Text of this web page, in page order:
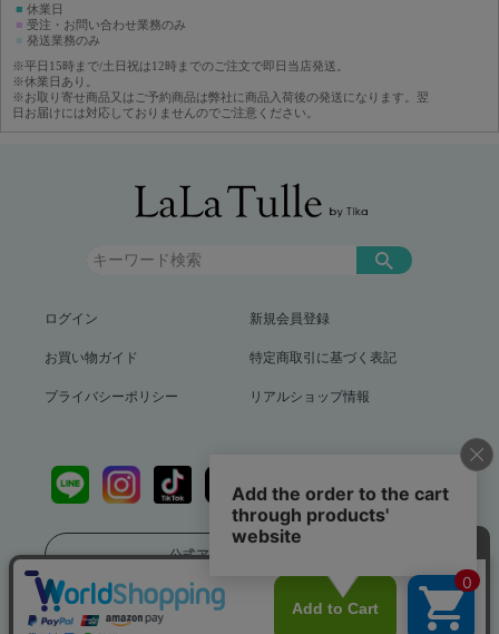
■ 休業日
■ 受注・お問い合わせ業務のみ
■ 発送業務のみ
※平日15時まで/土日祝は12時までのご注文で即日当店発送。
※休業日あり。
※お取り寄せ商品又はご予約商品は弊社に商品入荷後の発送になります。翌
日お届けには対応しておりませんのでご注意ください。
ログイン 新規会員登録
お買い物ガイド 特定商取引に基づく表記
プライバシーポリシー リアルショップ情報
公式アプリをダウンロード
送料799円（沖縄、離島を除く）12,000円以上で送料無料